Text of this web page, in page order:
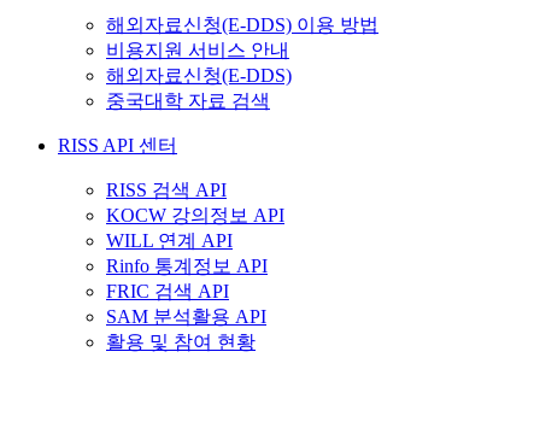
해외자료신청(E-DDS) 이용 방법
비용지원 서비스 안내
해외자료신청(E-DDS)
중국대학 자료 검색
RISS API 센터
RISS 검색 API
KOCW 강의정보 API
WILL 연계 API
Rinfo 통계정보 API
FRIC 검색 API
SAM 분석활용 API
활용 및 참여 현황